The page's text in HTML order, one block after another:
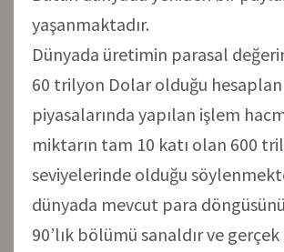
yaşanmaktadır.
Dünyada üretimin parasal
60 trilyon Dolar olduğu
piyasalarında yapılan işlem
miktarın tam 10 katı olan 600
seviyelerinde olduğu
dünyada mevcut para
90’lık bölümü sanaldır ve